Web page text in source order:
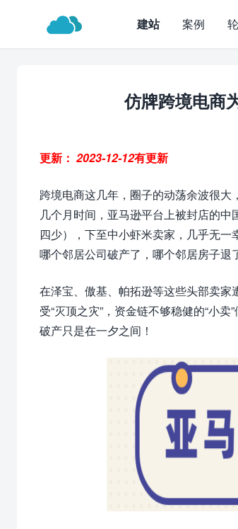
建站 案例
仿牌跨境电商
更新： 2023-12-12有更新
跨境电商这几年，圈子的动荡余波很
几个月时间，亚马逊平台上被封店的
四少），下至中小虾米卖家，几乎无一
哪个邻居公司破产了，哪个邻居房子退
在泽宝、傲基、帕拓逊等这些头部卖
受“灭顶之灾”，资金链不够稳健的“小
破产只是在一夕之间！